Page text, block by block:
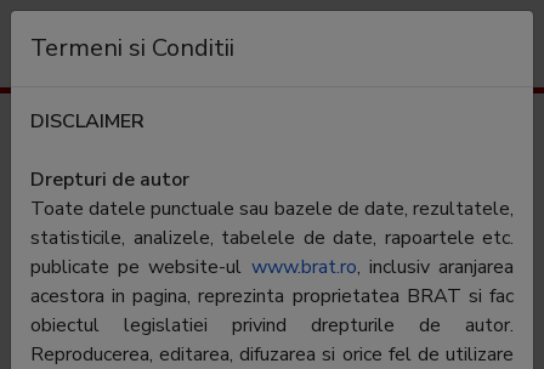
g4food.ro
Category:Culinar
Editor: G4 Global Journalism SRL
ARC MEDIA PUBLISHING S.R.L
Termeni si Conditii
DISCLAIMER
Drepturi de autor
Toate datele punctuale sau bazele de date, rezultatele,
statisticile, analizele, tabelele de date, rapoartele etc.
publicate pe website-ul www.brat.ro, inclusiv aranjarea
acestora in pagina, reprezinta proprietatea BRAT si fac
obiectul legislatiei privind drepturile de autor.
Reproducerea, editarea, difuzarea si orice fel de utilizare